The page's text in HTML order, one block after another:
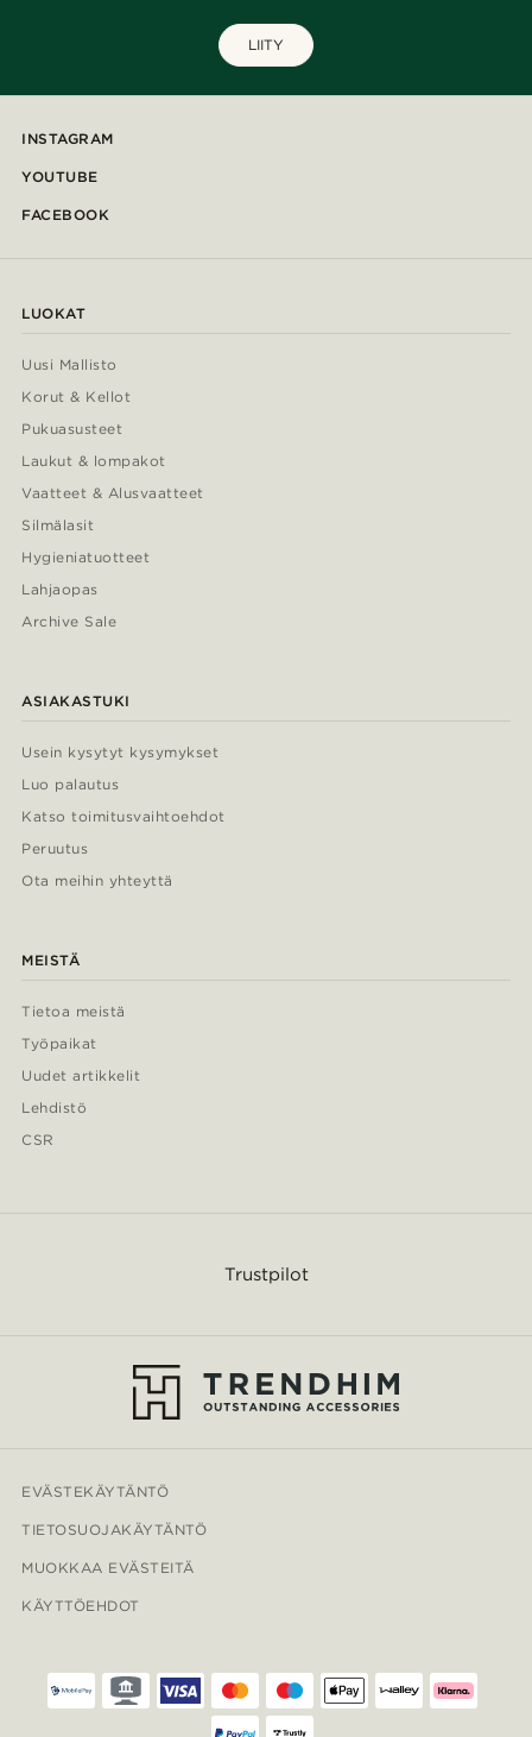
LIITY
INSTAGRAM
YOUTUBE
FACEBOOK
LUOKAT
Uusi Mallisto
Korut & Kellot
Pukuasusteet
Laukut & lompakot
Vaatteet & Alusvaatteet
Silmälasit
Hygieniatuotteet
Lahjaopas
Archive Sale
ASIAKASTUKI
Usein kysytyt kysymykset
Luo palautus
Katso toimitusvaihtoehdot
Peruutus
Ota meihin yhteyttä
MEISTÄ
Tietoa meistä
Työpaikat
Uudet artikkelit
Lehdistö
CSR
Trustpilot
EVÄSTEKÄYTÄNTÖ
TIETOSUOJAKÄYTÄNTÖ
MUOKKAA EVÄSTEITÄ
KÄYTTÖEHDOT